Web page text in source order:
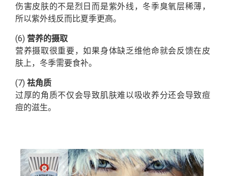
伤害皮肤的不是烈日而是紫外线，冬季臭氧层稀薄，
所以紫外线反而比夏季更高。
(6) 营养的摄取
营养摄取很重要，如果身体缺乏维他命就会反馈在皮
肤上，冬季需要食补。
(7) 祛角质
过厚的角质不仅会导致肌肤难以吸收养分还会导致痘
痘的滋生。